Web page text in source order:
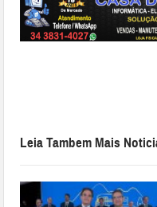
Leia Tambem Mais